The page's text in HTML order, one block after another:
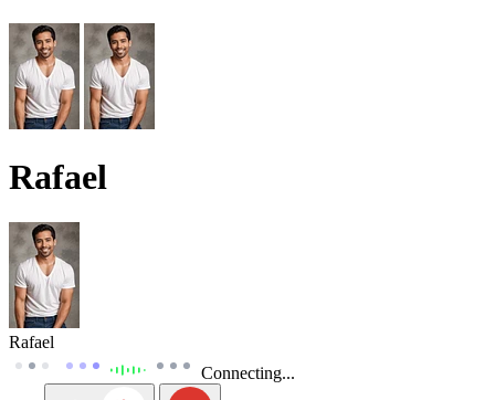
Rafael
Rafael
Connecting...